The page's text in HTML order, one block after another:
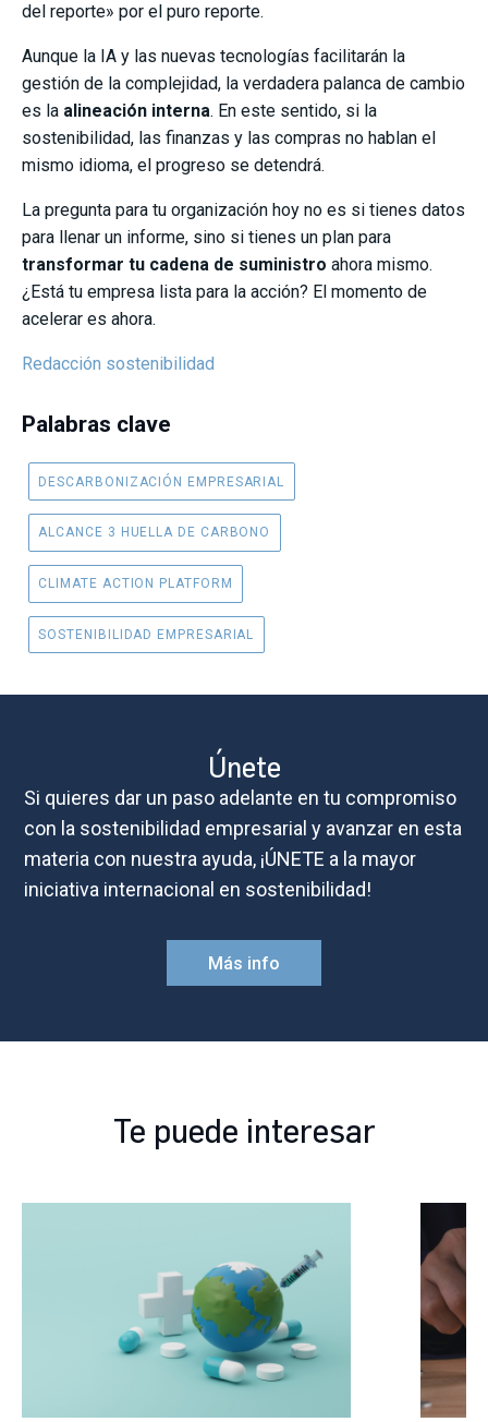
del reporte» por el puro reporte.
Aunque la IA y las nuevas tecnologías facilitarán la
gestión de la complejidad, la verdadera palanca de cambio
es la alineación interna. En este sentido, si la
sostenibilidad, las finanzas y las compras no hablan el
mismo idioma, el progreso se detendrá.
La pregunta para tu organización hoy no es si tienes datos
para llenar un informe, sino si tienes un plan para
transformar tu cadena de suministro ahora mismo.
¿Está tu empresa lista para la acción? El momento de
acelerar es ahora.
Redacción sostenibilidad
Palabras clave
DESCARBONIZACIÓN EMPRESARIAL
ALCANCE 3 HUELLA DE CARBONO
CLIMATE ACTION PLATFORM
SOSTENIBILIDAD EMPRESARIAL
Únete
Si quieres dar un paso adelante en tu compromiso
con la sostenibilidad empresarial y avanzar en esta
materia con nuestra ayuda, ¡ÚNETE a la mayor
iniciativa internacional en sostenibilidad!
Más info
Te puede interesar